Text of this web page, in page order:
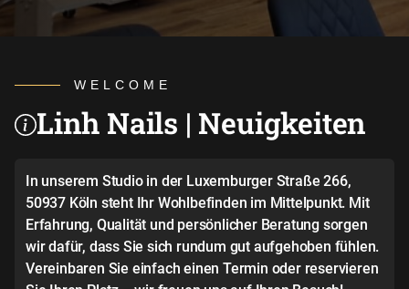
WELCOME
Linh Nails | Neuigkeiten
In unserem Studio in der Luxemburger Straße 266,
50937 Köln steht Ihr Wohlbefinden im Mittelpunkt. Mit
Erfahrung, Qualität und persönlicher Beratung sorgen
wir dafür, dass Sie sich rundum gut aufgehoben fühlen.
Vereinbaren Sie einfach einen Termin oder reservieren